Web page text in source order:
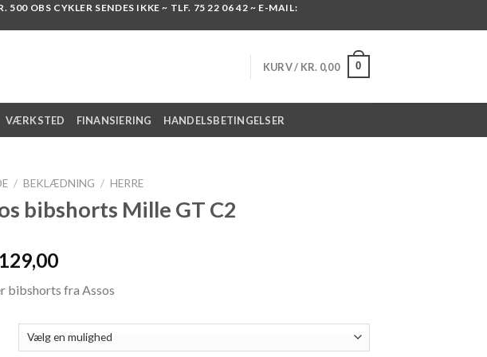
OBS CYKLER SENDES IKKE ~ TLF. 75 22 06 42 ~ E-MAIL:
KURV / KR. 0,00 0
VÆRKSTED FINANSIERING HANDELSBETINGELSER
/ BEKLÆDNING / HERRE
bibshorts Mille GT C2
bibshorts fra Assos